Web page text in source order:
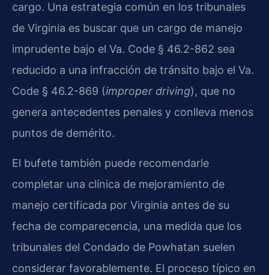
cargo. Una estrategia común en los tribunales
de Virginia es buscar que un cargo de manejo
imprudente bajo el Va. Code § 46.2-862 sea
reducido a una infracción de tránsito bajo el Va.
Code § 46.2-869 (improper driving), que no
genera antecedentes penales y conlleva menos
puntos de demérito.
El bufete también puede recomendarle
completar una clínica de mejoramiento de
manejo certificada por Virginia antes de su
fecha de comparecencia, una medida que los
tribunales del Condado de Powhatan suelen
considerar favorablemente. El proceso típico en